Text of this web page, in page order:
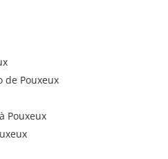
de Pouxeux
Pouxeux